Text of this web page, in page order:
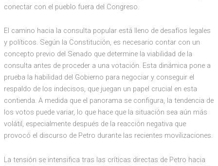
conectar con el pueblo fuera del Congreso.
El camino hacia la consulta popular está lleno de desafíos legales
y políticos. Según la Constitución, es necesario contar con un
concepto previo del Senado que determine la viabilidad de la
consulta antes de proceder a una votación. Esta dinámica pone a
prueba la habilidad del Gobierno para negociar y conseguir el
respaldo de los indecisos, que juegan un papel crucial en esta
contienda. A medida que el panorama se configura, la tendencia de
los votos puede variar, lo que hace que la situación sea aún más
volátil, especialmente después de la reacción negativa que
provocó el discurso de Petro durante las recientes movilizaciones.
La tensión se intensifica tras las críticas directas de Petro hacia